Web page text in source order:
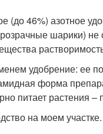
(до 46%) азотное
шарики)
удобрение: ее
форма
питает растения
на моем